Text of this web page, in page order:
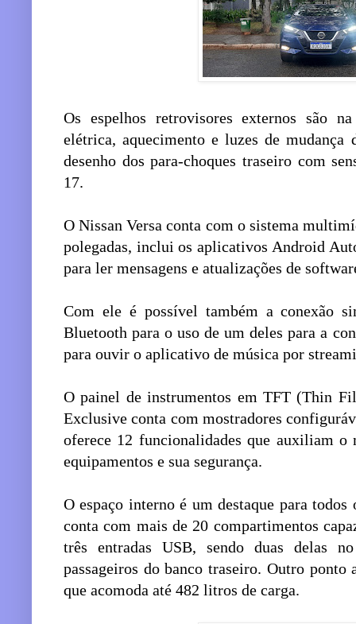
Os espelhos retrovisores externos são
elétrica, aquecimento e luzes de mudança
desenho dos para-choques traseiro com
17.
O Nissan Versa conta com o sistema
polegadas, inclui os aplicativos Android
para ler mensagens e atualizações de
Com ele é possível também a conexão
Bluetooth para o uso de um deles para a
para ouvir o aplicativo de música por
O painel de instrumentos em TFT (Thin
Exclusive conta com mostradores
oferece 12 funcionalidades que auxiliam
equipamentos e sua segurança.
O espaço interno é um destaque para
conta com mais de 20 compartimentos
três entradas USB, sendo duas delas
passageiros do banco traseiro. Outro
que acomoda até 482 litros de carga.